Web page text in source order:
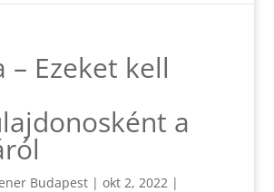
– Ezeket kell
a
Budapest| okt 2, 2022|